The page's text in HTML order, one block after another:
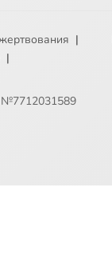
|
|